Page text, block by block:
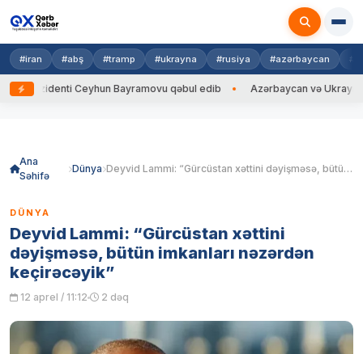
#iran #abş #tramp #ukrayna #rusiya #azərbaycan
Ceyhun Bayramovu qəbul edib Azərbaycan və Ukrayna XİN
Ana
Səhifə
Dünya Deyvid Lammi: “Gürcüstan xəttini dəyişməsə, bütün imkanları nəzərdən keçirəcəyik”
DÜNYA
Deyvid Lammi: “Gürcüstan xəttini
dəyişməsə, bütün imkanları nəzərdən
keçirəcəyik”
12 aprel / 11:12 2 dəq